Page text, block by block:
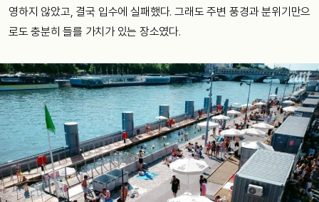
영하지 않았고, 결국 입수에 실패했다. 그래도 주변 풍경과 분위기만으
로도 충분히 들를 가치가 있는 장소였다.